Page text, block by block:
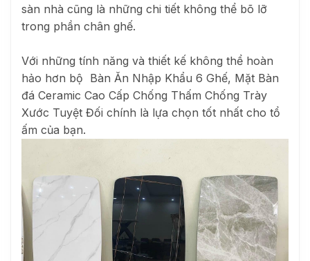
sàn nhà cũng là những chi tiết không thể bõ lỡ
trong phần chân ghế.
Với những tính năng và thiết kế không thể hoàn
hảo hơn bộ Bàn Ăn Nhập Khẩu 6 Ghế, Mặt Bàn
đá Ceramic Cao Cấp Chống Thấm Chống Trày
Xước Tuyệt Đối chính là lựa chọn tốt nhất cho tổ
ấm của bạn.